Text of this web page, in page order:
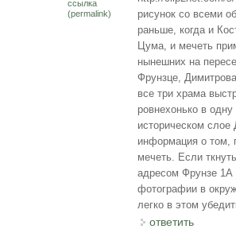
ссылка
(permalink)
рисунок со всеми
раньше, когда и
Цума, и мечеть
нынешних на
Фрунзце,
все три храма
ровнехонько в
историческом слое
информация о том,
мечеть. Если
адресом Фрунзе 1А
фотографии в
легко в этом
ответить